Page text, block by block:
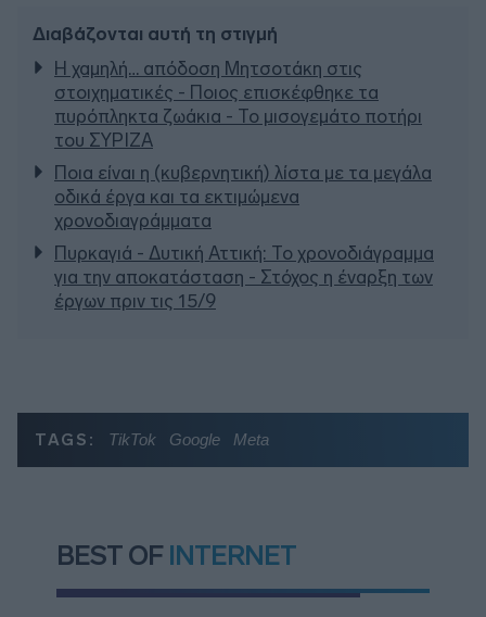
Διαβάζονται αυτή τη στιγμή
Η χαμηλή… απόδοση Μητσοτάκη στις
στοιχηματικές - Ποιος επισκέφθηκε τα
πυρόπληκτα ζωάκια - Το μισογεμάτο ποτήρι
του ΣΥΡΙΖΑ
Ποια είναι η (κυβερνητική) λίστα με τα μεγάλα
οδικά έργα και τα εκτιμώμενα
χρονοδιαγράμματα
Πυρκαγιά - Δυτική Αττική: Το χρονοδιάγραμμα
για την αποκατάσταση - Στόχος η έναρξη των
έργων πριν τις 15/9
TAGS: TikTok Google Meta
BEST OF INTERNET